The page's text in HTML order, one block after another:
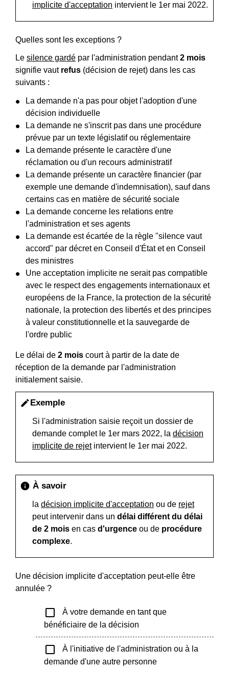
implicite d'acceptation intervient le 1er mai 2022.
Quelles sont les exceptions ?
Le silence gardé par l'administration pendant2 mois
signifie vaut refus (décision de rejet) dans les cas
suivants :
La demande n'a pas pour objet l'adoption d'une
décision individuelle
La demande ne s'inscrit pas dans une procédure
prévue par un texte législatif ou réglementaire
La demande présente le caractère d'une
réclamation ou d'un recours administratif
La demande présente un caractère financier (par
exemple une demande d'indemnisation), sauf dans
certains cas en matière de sécurité sociale
La demande concerne les relations entre
l'administration et ses agents
La demande est écartée de la règle "silence vaut
accord" par décret en Conseil d'État et en Conseil
des ministres
Une acceptation implicite ne serait pas compatible
avec le respect des engagements internationaux et
européens de la France, la protection de la sécurité
nationale, la protection des libertés et des principes
à valeur constitutionnelle et la sauvegarde de
l'ordre public
Le délai de 2 mois court à partir de la date de
réception de la demande par l'administration
initialement saisie.
editExemple
Si l'administration saisie reçoit un dossier de
demande complet le 1er mars 2022, la décision
implicite de rejetintervient le 1er mai 2022.
info À savoir
la décision implicite d'acceptation ou de rejet
peut intervenir dans un délai différent du délai
de 2 mois en cas d'urgence ou de procédure
complexe.
Une décision implicite d'acceptation peut-elle être
annulée ?
check_box_outline_blank
À votre demande en tant que
bénéficiaire de la décision
check_box_outline_blank
À l'initiative de l'administration ou à la
demande d'une autre personne